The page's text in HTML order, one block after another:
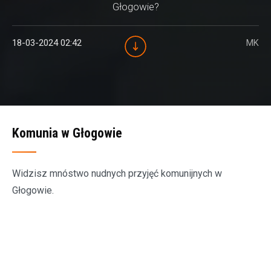
Głogowie?
18-03-2024 02:42 MK
Komunia w Głogowie
Widzisz mnóstwo nudnych przyjęć komunijnych w
Głogowie.